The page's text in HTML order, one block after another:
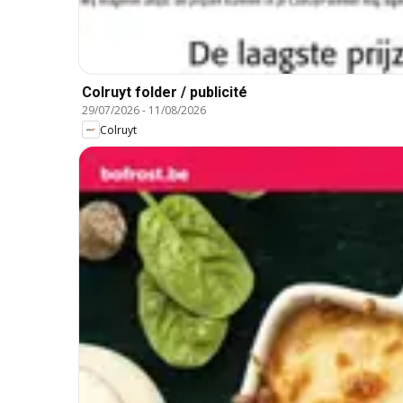
Colruyt folder / publicité
29/07/2026- 11/08/2026
Colruyt